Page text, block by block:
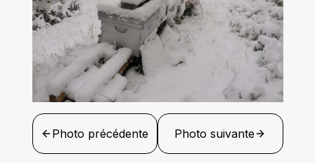
Photo précédente Photo suivante